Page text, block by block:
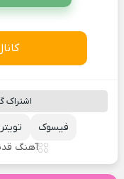
اشتراک
تویتر
فیسوک
آهنگ